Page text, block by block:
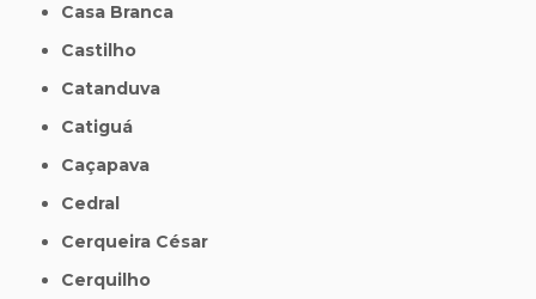
Casa Branca
Castilho
Catanduva
Catiguá
Caçapava
Cedral
Cerqueira César
Cerquilho